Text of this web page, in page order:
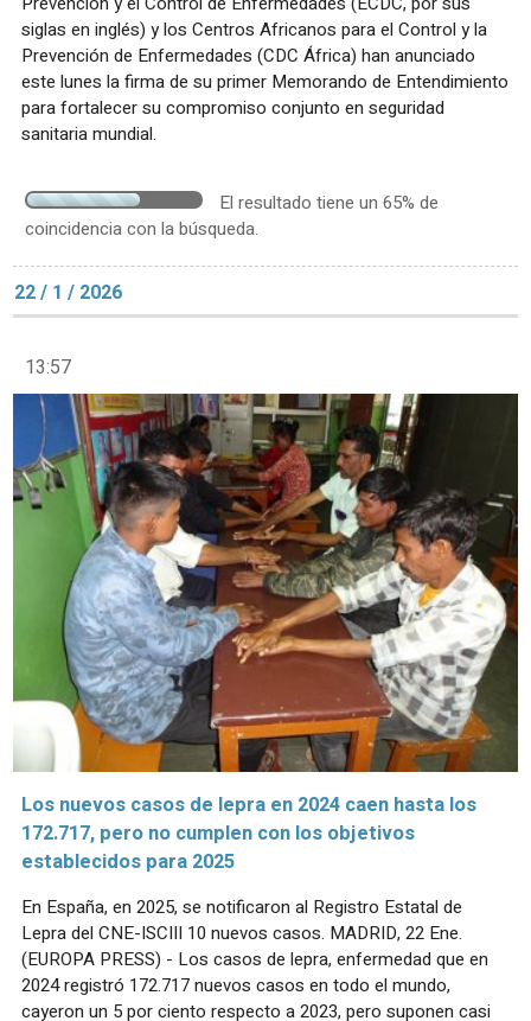
siglas en inglés) y los Centros Africanos para el Control y la
Prevención de Enfermedades (CDC África) han anunciado
este lunes la firma de su primer Memorando de Entendimiento
para fortalecer su compromiso conjunto en seguridad
sanitaria mundial.
El resultado tiene un 65% de
coincidencia con la búsqueda.
22 / 1 / 2026
13:57
Los nuevos casos de lepra en 2024 caen hasta los
172.717, pero no cumplen con los objetivos
establecidos para 2025
En España, en 2025, se notificaron al Registro Estatal de
Lepra del CNE-ISCIII 10 nuevos casos. MADRID, 22 Ene.
(EUROPA PRESS) - Los casos de lepra, enfermedad que en
2024 registró 172.717 nuevos casos en todo el mundo,
cayeron un 5 por ciento respecto a 2023, pero suponen casi